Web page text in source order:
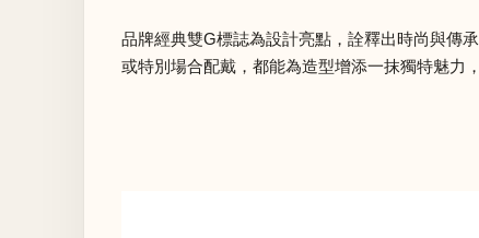
品牌經典雙G標誌為設計亮點，詮釋出時尚與傳
或特別場合配戴，都能為造型增添一抹獨特魅力